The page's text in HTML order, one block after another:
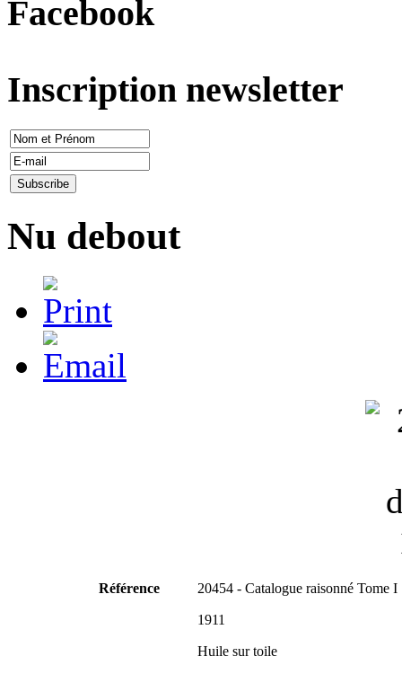
Facebook
Inscription newsletter
Nu debout
Référence 20454 - Catalogue raisonné Tome I
1911
Huile sur toile